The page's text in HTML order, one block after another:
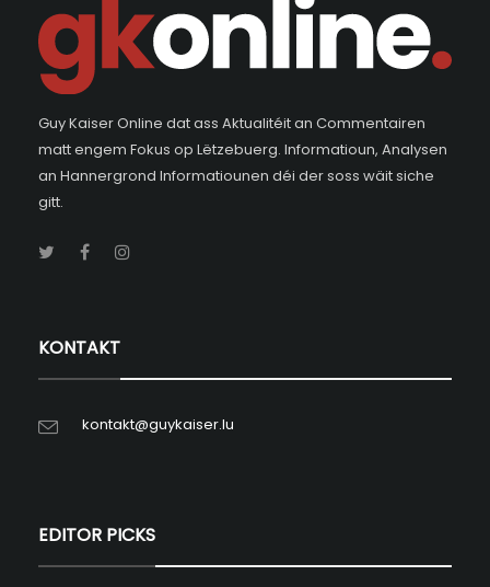
Guy Kaiser Online dat ass Aktualitéit an Commentairen
matt engem Fokus op Lëtzebuerg. Informatioun, Analysen
an Hannergrond Informatiounen déi der soss wäit siche
gitt.
KONTAKT
kontakt@guykaiser.lu
EDITOR PICKS